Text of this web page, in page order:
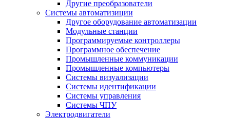
Другие преобразователи
Системы автоматизиции
Другое оборудование автоматизации
Модульные станции
Программируемые контроллеры
Программное обеспечение
Промышленные коммуникации
Промышленные компьютеры
Системы визуализации
Системы идентификации
Системы управления
Системы ЧПУ
Электродвигатели